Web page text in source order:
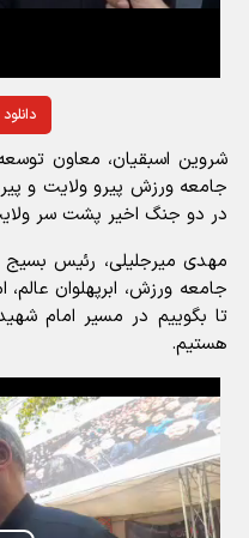
دانلود
شروین اسبقیان، معاون
جامعه ورزش پیرو ولایت و
در دو جنگ اخیر پشت سر
مهدی میرجلیلی، رئیس بسیج
جامعه ورزش، ابرپهلوان
تا بگوییم در مسیر امام
هستیم.